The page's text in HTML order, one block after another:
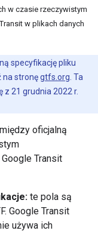
w czasie rzeczywistym
w plikach danych
specyfikację pliku
na stronęgtfs.org . Ta
21 grudnia 2022 r.
oficjalną
Transit
te pola są
Google Transit
używa ich